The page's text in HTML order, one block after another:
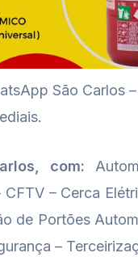
São
com:
– Cerca
de Portões
–